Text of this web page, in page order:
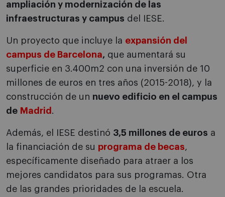
ampliación y modernización de las
infraestructuras y campus del IESE.
Un proyecto que incluye la expansión del
campus de Barcelona, que aumentará su
superficie en 3.400m2 con una inversión de 10
millones de euros en tres años (2015-2018), y la
construcción de un nuevo edificio en el campus
de Madrid .
Además, el IESE destinó 3,5 millones de euros a
la financiación de su programa de becas,
específicamente diseñado para atraer a los
mejores candidatos para sus programas. Otra
de las grandes prioridades de la escuela.